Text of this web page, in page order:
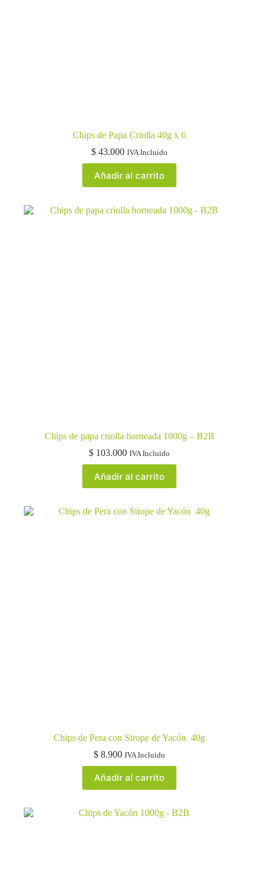
Chips de Papa Criolla 40g x 6
$ 43.000 IVA Incluido
Añadir al carrito
Chips de papa criolla horneada 1000g – B2B
$ 103.000 IVA Incluido
Añadir al carrito
Chips de Pera con Sirope de Yacón 40g
$ 8.900 IVA Incluido
Añadir al carrito